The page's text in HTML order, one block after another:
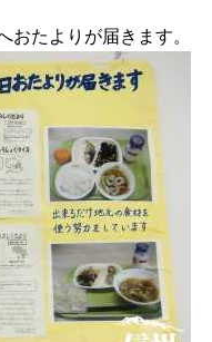
おたよりが届きます。